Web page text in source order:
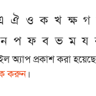
ঐ ও ক খ ক্ষ গ
ন প ফ ব ভ ম য
প্রকাশ করা
করুন।